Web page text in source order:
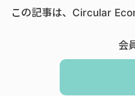
この記事は、Circular
会